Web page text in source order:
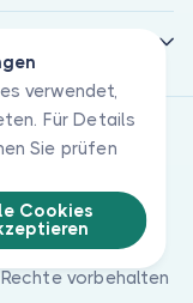
verwendet,
Für Details
Sie prüfen
Cookies
vorbehalten